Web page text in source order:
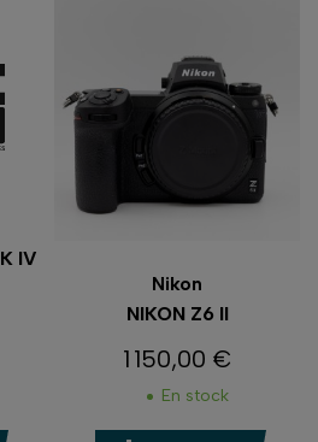
IV
Nikon
NIKON Z6 II
Prix
1 150,00 €
En stock